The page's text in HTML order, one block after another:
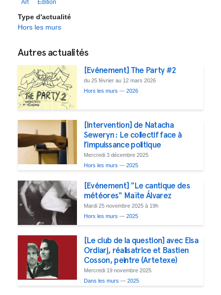
Art Edition
Type d'actualité
Hors les murs
Autres actualités
[Evénement] The Party #2
du 25 février au 12 mars 2026
Hors les murs — 2026
[Intervention] de Natacha
Seweryn : Le collectif face à
l’impuissance politique
Mercredi 3 décembre 2025
Hors les murs — 2025
[Evénement] "Le cantique des
météores" Maïte Álvarez
Mardi 25 novembre 2025 à 19h
Hors les murs — 2025
[Le club de la question] avec Elsa
Ordiarj, réalisatrice et Bastien
Cosson, peintre (Artetexe)
Mercredi 19 novembre 2025
Dans les murs — 2025